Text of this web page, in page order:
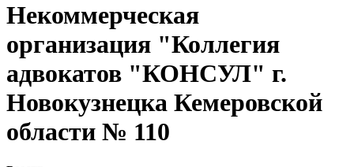
Некоммерческая
организация "Коллегия
адвокатов "КОНСУЛ" г.
Новокузнецка Кемеровской
области № 110